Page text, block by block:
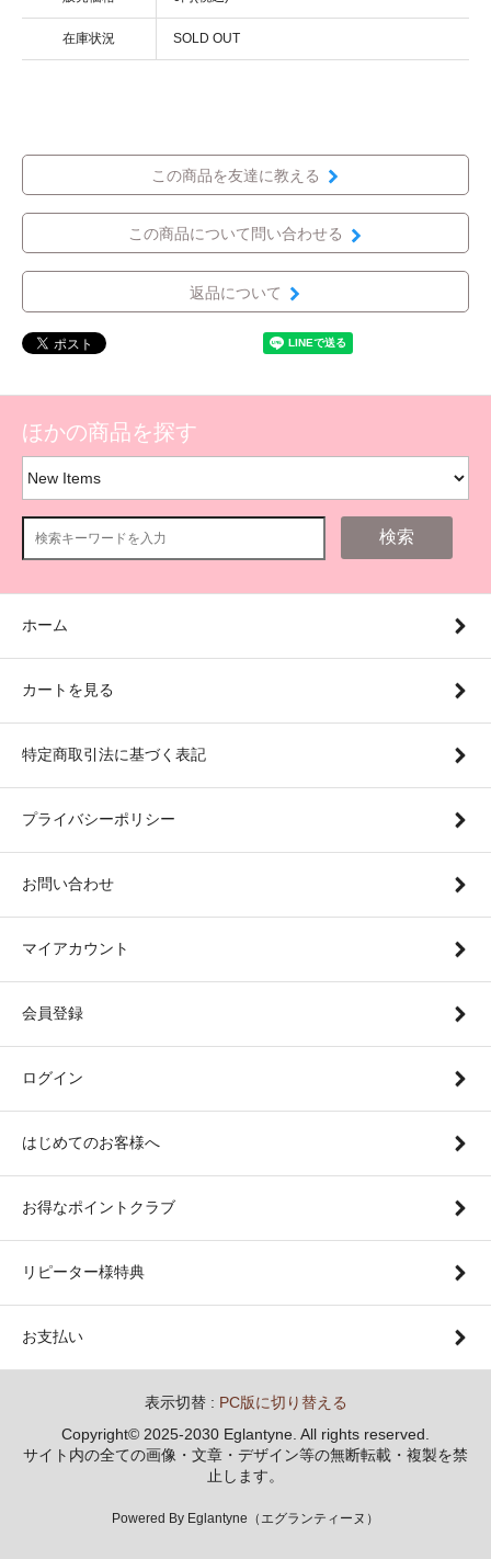
在庫状況 SOLD OUT
この商品を友達に教える
この商品について問い合わせる
返品について
ほかの商品を探す
検索
ホーム
カートを見る
特定商取引法に基づく表記
プライバシーポリシー
お問い合わせ
マイアカウント
会員登録
ログイン
はじめてのお客様へ
お得なポイントクラブ
リピーター様特典
お支払い
表示切替 : PC版に切り替える
Copyright© 2025-2030 Eglantyne. All rights reserved.
サイト内の全ての画像・文章・デザイン等の無断転載・複製を禁
止します。
Powered By Eglantyne（エグランティーヌ）